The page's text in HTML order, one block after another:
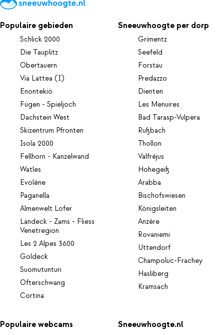
Populaire gebieden
Schlick 2000
Die Tauplitz
Obertauern
Via Lattea (I)
Enontekiö
Fügen - Spieljoch
Dachstein West
Skizentrum Pfronten
Isola 2000
Fellhorn - Kanzelwand
Watles
Evolène
Paganella
Almenwelt Lofer
Landeck - Zams - Fliess
Venetregion
Les 2 Alpes 3600
Goldeck
Suomutunturi
Ofterschwang
Cortina
Sneeuwhoogte per dorp
Grimentz
Seefeld
Forstau
Predazzo
Dienten
Les Menuires
Bad Tarasp-Vulpera
Rußbach
Thollon
Valfréjus
Hohegeiß
Arabba
Bischofswiesen
Königsleiten
Anzère
Rovaniemi
Uttendorf
Champoluc-Frachey
Hasliberg
Kramsach
Populaire webcams Sneeuwhoogte.nl